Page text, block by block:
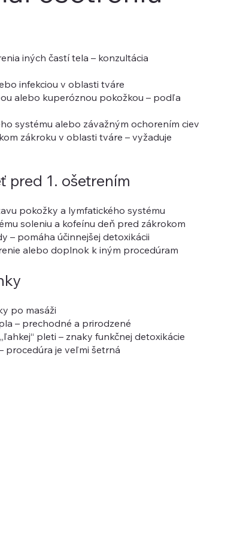
iných častí tela – konzultácia
infekciou v oblasti tváre
alebo kuperóznou pokožkou – podľa
systému alebo závažným ochorením ciev
zákroku v oblasti tváre – vyžaduje
pokožky a lymfatického systému
soleniu a kofeínu deň pred zákrokom
– pomáha účinnejšej detoxikácii
alebo doplnok k iným procedúram
pred 1. ošetrením
po masáži
– prechodné a prirodzené
pleti – znaky funkčnej detoxikácie
procedúra je veľmi šetrná